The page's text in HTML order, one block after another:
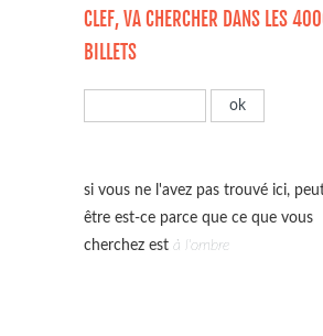
CLEF, VA CHERCHER DANS LES
BILLETS
si vous ne l'avez pas trouvé ici,
être est-ce parce que ce que vous
cherchez està l'ombre